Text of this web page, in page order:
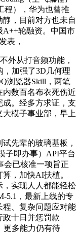
程），华为也曾推
静，目前对方也未自
A++轮融资。中国市
表，
从打音频功能，
加强了3D几何理
浏览器Skill，两笔
数百名布衣死伤近
成。经多方求证，支
模子事业部，早上
先辈的玻璃基板，
子即办事）API平台
会已核准一项旨正
，加快AI扶植。
，实现人人都能轻松
5.1，最新上线的专
程、复杂问题应对能
政十日并惩罚款
更多能力仍有待